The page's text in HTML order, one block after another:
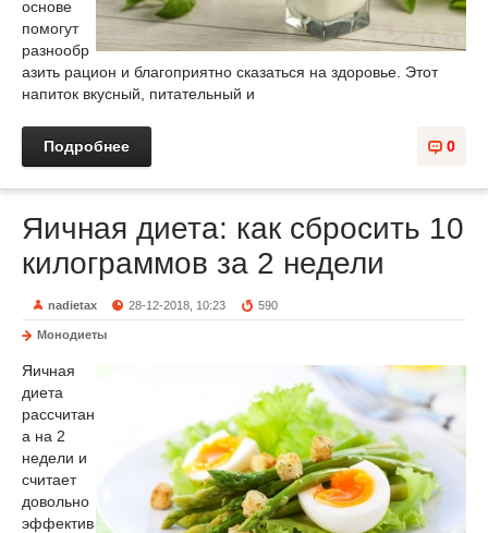
основе
помогут
разнообр
азить рацион и благоприятно сказаться на здоровье. Этот
напиток вкусный, питательный и
0
Подробнее
Яичная диета: как сбросить 10
килограммов за 2 недели
nadietax 28-12-2018, 10:23 590
Монодиеты
Яичная
диета
рассчитан
а на 2
недели и
считает
довольно
эффектив